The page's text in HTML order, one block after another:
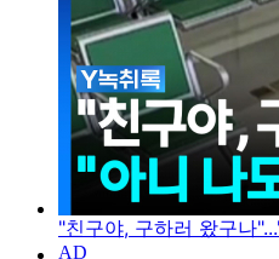
"친구야, 구하러 왔구나